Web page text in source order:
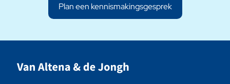
Plan een kennismakingsgesprek